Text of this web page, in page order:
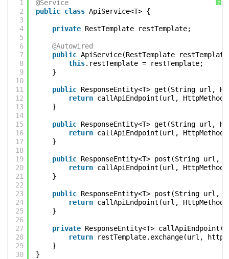
?
1
2
3
4
5
6
7
8
9
10
11
12
13
14
15
16
17
18
19
20
21
22
23
24
25
26
27
28
29
30
@Service
public class ApiService<T> {
private RestTemplate restTemplate;
@Autowired
public ApiService(RestTemplate
this.restTemplate = restTemplate;
}
public ResponseEntity<T> get(String url,
return callApiEndpoint(url,
}
public ResponseEntity<T> get(String url,
return callApiEndpoint(url,
}
public ResponseEntity<T> post(String url,
return callApiEndpoint(url,
}
public ResponseEntity<T> post(String url,
return callApiEndpoint(url,
}
private ResponseEntity<T>
return
restTemplate.exchange(url,
}
}